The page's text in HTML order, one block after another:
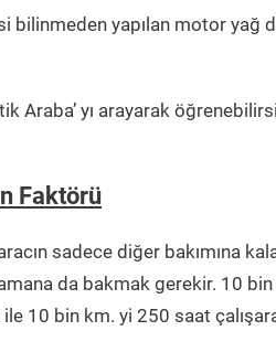
bilinmeden yapılan motor yağ
Araba’ yı arayarak
Faktörü
sadece diğer bakımına
da bakmak gerekir. 10
10 bin km. yi 250 saat